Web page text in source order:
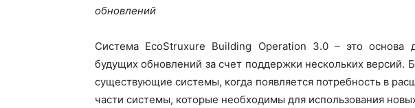
обновлений
Система EcoStruxure Building Operation 3.0 – это основа
будущих обновлений за счет поддержки нескольких версий.
существующие системы, когда появляется потребность в
части системы, которые необходимы для использования